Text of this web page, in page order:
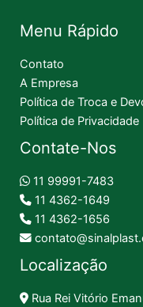
Menu Rápido
Contato
A Empresa
Política de Troca e
Política de Privacidade
Contate-Nos
11 99991-7483
11 4362-1649
11 4362-1656
Localização
Rua Rei Vitório